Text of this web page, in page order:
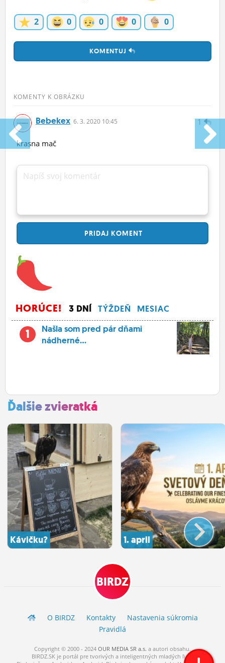
2 0 0 0 0
KOMENTUJ
KOMENTY K OBRÁZKU
1
Bebekex 6. 3. 2020 10:45
krasna mač
Napíš svoj komentár
PRIDAJ KOMENT
HORÚCE! 3 DNÍ TÝŽDEŇ MESIAC
1
Našla som pred pár dňami
nádherné...
Ďalšie zvieratká
Kávičku? 1. april
BIRDZ
O BIRDZ Kontakty
Nastavenia súkromia
Pravidlá
Copyright © 2000 - 2024 OUR MEDIA SR a.s. a autori obsahu.
BIRDZ.SK je portál pre tvorivých a inteligentných mladých ľudí.